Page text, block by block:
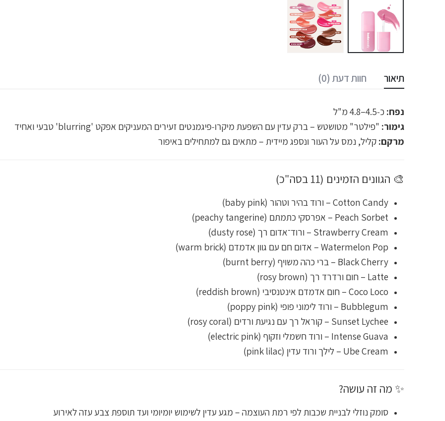
תיאור חוות דעת (0)
נפח:כ‑4.5–4.8 מ"ל
גימור: "פילטר" מטושטש – ברק עדין עם השפעת מיקרו‑פיגמנטים זעירים המעניקים אפקט 'blurring' טבעי ואחיד
מרקם:קליל, נמס על העור ונספג מיידית – מתאים גם למתחילים באיפור
🎨 הגוונים הזמינים (11 בסה"כ)
Cotton Candy – ורוד בהיר וטהור (baby pink)
Peach Sorbet – אפרסקי כתמתם (peachy tangerine)
Strawberry Cream – ורוד־אדום רך (dusty rose)
Watermelon Pop – אדום חם עם גוון אדמדם (warm brick)
Black Cherry – ברי כהה משויף (burnt berry)
Latte – חום ורדרד רך (rosy brown)
Coco Loco – חום אדמדם אינטנסיבי (reddish brown)
Bubblegum – ורוד לימוני פופי (poppy pink)
Sunset Lychee – קוראל רך עם נגיעת ורדים (rosy coral)
Intense Guava – ורוד חשמלי וזקוף (electric pink)
Ube Cream – לילך ורוד עדין (pink lilac)
✨ מה זה עושה?
סומק נוזלי לבניית שכבות לפי רמת העוצמה – מגע עדין לשימוש יומיומי ועד תוספת צבע עזה לאירוע